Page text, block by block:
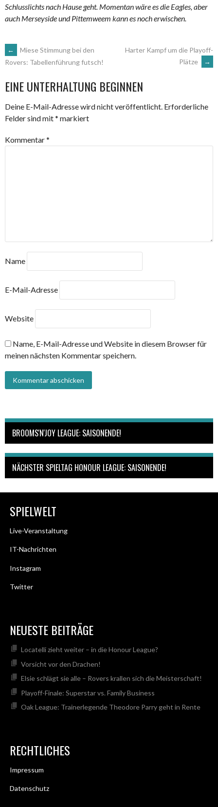
Schlusslichts nach Hause geht. Momentan wäre es die Eagles, aber
auch Merseyside und Pittemweem kann es noch erwischen.
ARTIKEL-
NAVIGATION
←
Miese Stimmung bei den
Rovers: Tabellenführung futsch!
Harter Kampf um die Playoff-
Plätze
→
EINE UNTERHALTUNG BEGINNEN
Deine E-Mail-Adresse wird nicht veröffentlicht. Erforderliche
Felder sind mit* markiert
Kommentar*
Name
E-Mail-Adresse
Website
Name, E-Mail-Adresse und Website in diesem Browser für
meinen nächsten Kommentar speichern.
BROOMS'N'JOY LEAGUE: SAISONENDE!
NÄCHSTER SPIELTAG HONOUR LEAGUE: SAISONENDE!
SPIELWELT
Live-Veranstaltung
IT-Nachrichten
Instagram
Twitter
NEUESTE BEITRÄGE
Locatelli zieht weiter – in die Honour League?
Vorsicht vor den Drachen!
Elsie schlägt sie alle – Rovers krallen sich die Meisterschaft!
Playoff-Finale: Superstar vs. Family Business
Oak League: Trainerlegende Theodore Parry geht in Rente
RECHTLICHES
Impressum
Datenschutz